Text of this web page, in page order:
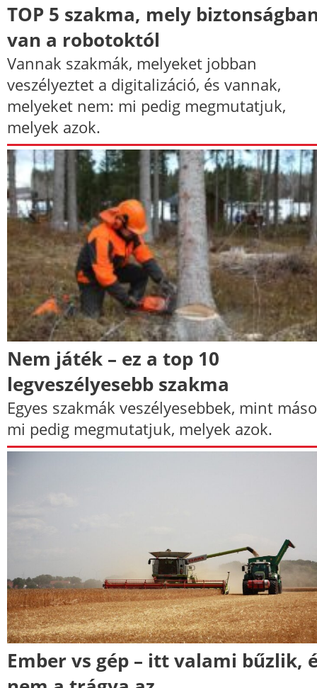
TOP 5 szakma, mely
van a robotoktól
Vannak szakmák, melyeket jobban
veszélyeztet a digitalizáció, és vannak,
melyeket nem: mi pedig megmutatjuk,
melyek azok.
Nem játék – ez a top 10
legveszélyesebb szakma
Egyes szakmák veszélyesebbek, mint
mi pedig megmutatjuk, melyek azok.
Ember vs gép – itt valami bűzlik,